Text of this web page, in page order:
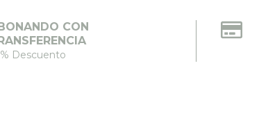
CON
Descuento